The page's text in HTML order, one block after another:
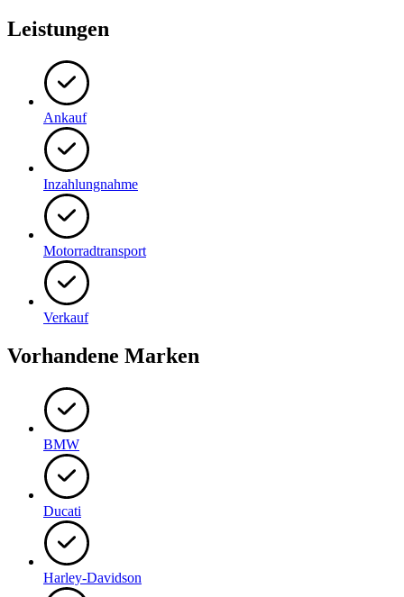
Leistungen
Ankauf
Inzahlungnahme
Motorradtransport
Verkauf
Vorhandene Marken
BMW
Ducati
Harley-Davidson